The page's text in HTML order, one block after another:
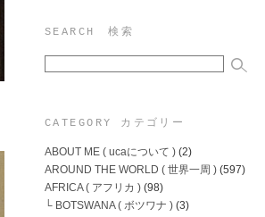
SEARCH 検索
CATEGORY カテゴリー
ABOUT ME ( ucaについて ) (2)
AROUND THE WORLD ( 世界一周 ) (597)
AFRICA ( アフリカ ) (98)
└ BOTSWANA ( ボツワナ ) (3)